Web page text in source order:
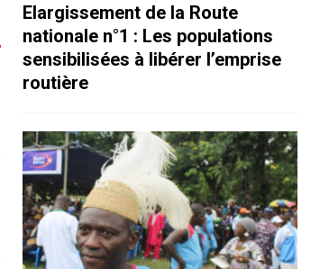
Elargissement de la Route
nationale n°1 : Les populations
sensibilisées à libérer l’emprise
routière